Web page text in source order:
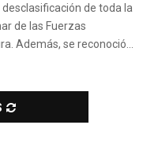
de toda la
de las Fuerzas
Además, se reconoció...